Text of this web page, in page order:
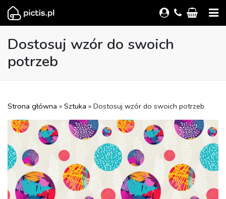
Dostosuj wzór do swoich
potrzeb
Strona główna » Sztuka » Dostosuj wzór do swoich potrzeb